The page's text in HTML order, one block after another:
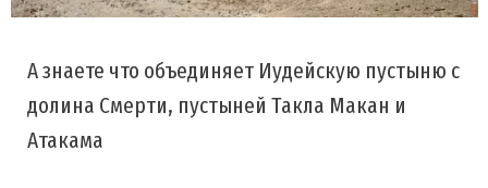
А знаете что объединяет Иудейскую пустыню с
долина Смерти, пустыней Такла Макан и
Атакама